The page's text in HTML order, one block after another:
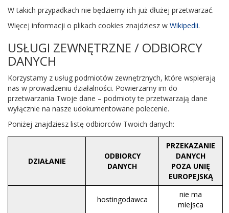
W takich przypadkach nie będziemy ich już dłużej przetwarzać.
Więcej informacji o plikach cookies znajdziesz w Wikipedii.
USŁUGI ZEWNĘTRZNE / ODBIORCY
DANYCH
Korzystamy z usług podmiotów zewnętrznych, które wspierają
nas w prowadzeniu działalności. Powierzamy im do
przetwarzania Twoje dane – podmioty te przetwarzają dane
wyłącznie na nasze udokumentowane polecenie.
Poniżej znajdziesz listę odbiorców Twoich danych:
DZIAŁANIE
ODBIORCY
DANYCH
PRZEKAZANIE
DANYCH
POZA UNIĘ
EUROPEJSKĄ
hostingodawca
nie ma
miejsca